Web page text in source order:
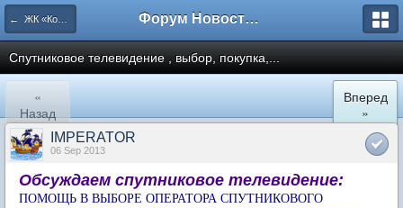
← ЖК «Комфортный КВАРТАЛ» Форум Новостройки
Спутниковое телевидение , выбор, покупка,...
«
Назад
Вперед
»
IMPERATOR
06 Sep 2013
Обсуждаем спутниковое телевидение:
ПОМОЩЬ В ВЫБОРЕ ОПЕРАТОРА СПУТНИКОВОГО